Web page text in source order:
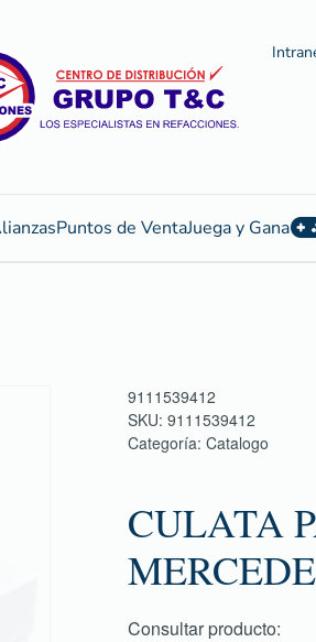
Puntos de VentaJuega y Gana
9111539412
SKU: 9111539412
Categoría: Catalogo
CULATA
Consultar producto: